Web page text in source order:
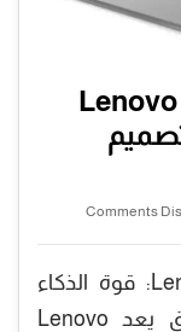
Lenovo
Comments
Lenovo IdeaPad Slim 5 Gen 10 AI: قوة الذكاء
الاصطناعي في تصميم نحيف وأنيق يعد Lenovo